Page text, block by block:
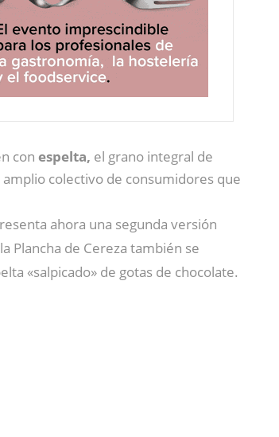
con espelta, el grano integral de
colectivo de consumidores que
ahora una segunda versión
Plancha de Cereza también se
«salpicado» de gotas de chocolate.